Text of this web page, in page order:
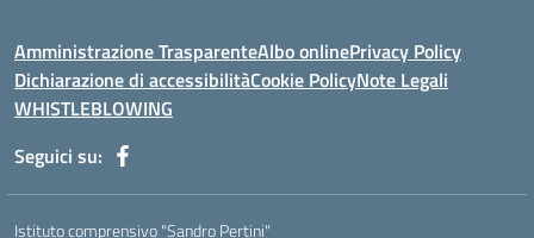
Amministrazione TrasparenteAlbo onlinePrivacy Policy
Dichiarazione di accessibilitàCookie PolicyNote Legali
WHISTLEBLOWING
Seguici su:
Istituto comprensivo "Sandro Pertini"